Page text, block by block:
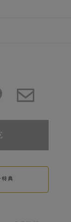
特典